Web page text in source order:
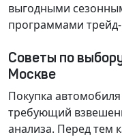
выгодными
программами
Советы по
Москве
Покупка
требующий
анализа. Перед тем